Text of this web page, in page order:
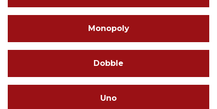
Monopoly
Dobble
Uno